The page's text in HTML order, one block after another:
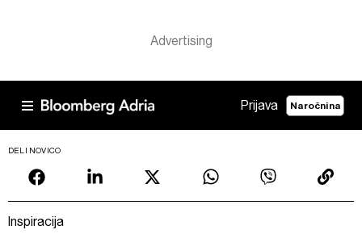
Prijava Naročnina
DELI NOVICO
Inspiracija